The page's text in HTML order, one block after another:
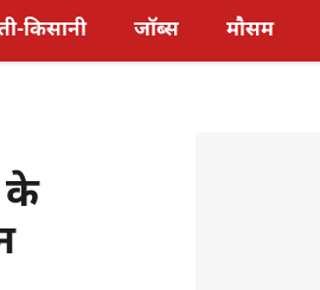
किसानी जॉब्स मौसम
के